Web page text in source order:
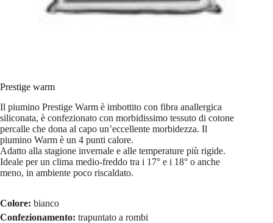
Prestige warm
Il piumino Prestige Warm è imbottito con fibra anallergica
siliconata, è confezionato con morbidissimo tessuto di cotone
percalle che dona al capo un’eccellente morbidezza. Il
piumino Warm è un 4 punti calore.
Adatto alla stagione invernale e alle temperature più rigide.
Ideale per un clima medio-freddo tra i 17° e i 18° o anche
meno, in ambiente poco riscaldato.
Colore: bianco
Confezionamento: trapuntato a rombi